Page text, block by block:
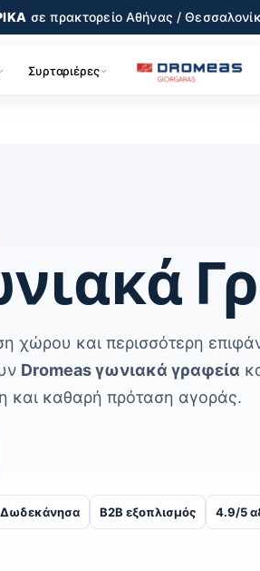
σε πρακτορείοΑθήνας /
Συρταριέρες
χώρου και περισσότερη
Dromeas γωνιακά γραφεία
και καθαρή πρόταση αγοράς.
Δωδεκάνησα B2B εξοπλισμός 4.9/5